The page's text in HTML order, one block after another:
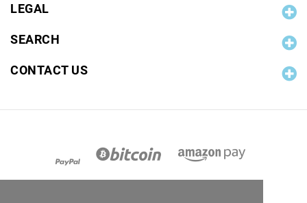
LEGAL
SEARCH
CONTACT US